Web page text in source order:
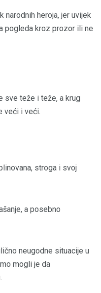
narodnih heroja, jer uvijek
pogleda kroz prozor ili ne
sve teže i teže, a krug
veći i veći.
stroga i svoj
a posebno
neugodne situacije u
mogli je da